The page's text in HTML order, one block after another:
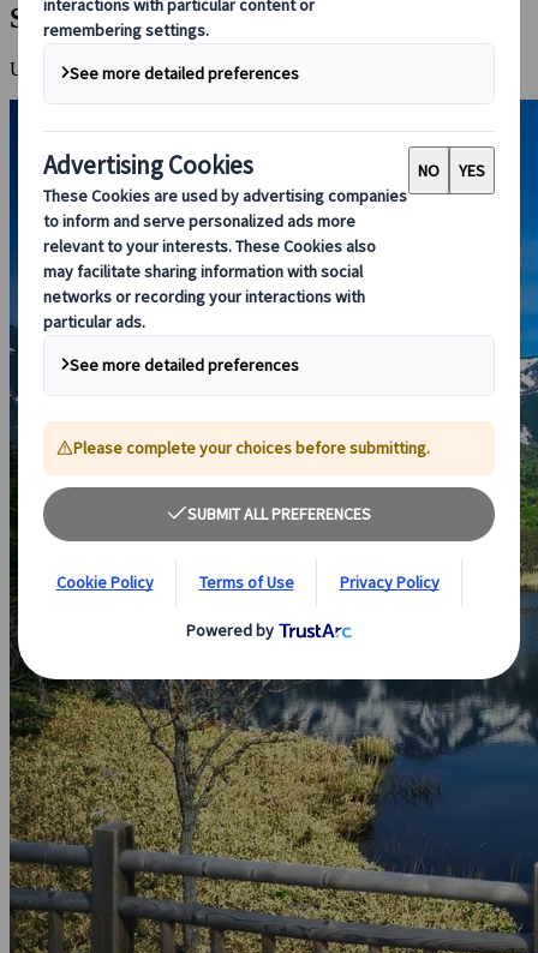
Shiretoko-Nationalpark
Unberührte Natur, wilde Bären und Walbeobachtung in Nordjapan